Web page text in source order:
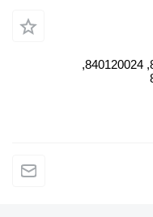
840270022, 840120019, 840120024,